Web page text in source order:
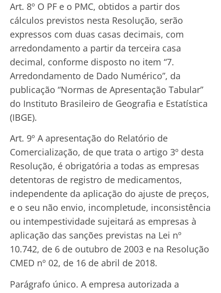
Art. 8º O PF e o PMC, obtidos a partir dos
cálculos previstos nesta Resolução, serão
expressos com duas casas decimais, com
arredondamento a partir da terceira casa
decimal, conforme disposto no item “7.
Arredondamento de Dado Numérico”, da
publicação “Normas de Apresentação Tabular”
do Instituto Brasileiro de Geografia e Estatística
(IBGE).
Art. 9º A apresentação do Relatório de
Comercialização, de que trata o artigo 3º desta
Resolução, é obrigatória a todas as empresas
detentoras de registro de medicamentos,
independente da aplicação do ajuste de preços,
e o seu não envio, incompletude, inconsistência
ou intempestividade sujeitará as empresas à
aplicação das sanções previstas na Lei nº
10.742, de 6 de outubro de 2003 e na Resolução
CMED nº 02, de 16 de abril de 2018.
Parágrafo único. A empresa autorizada a